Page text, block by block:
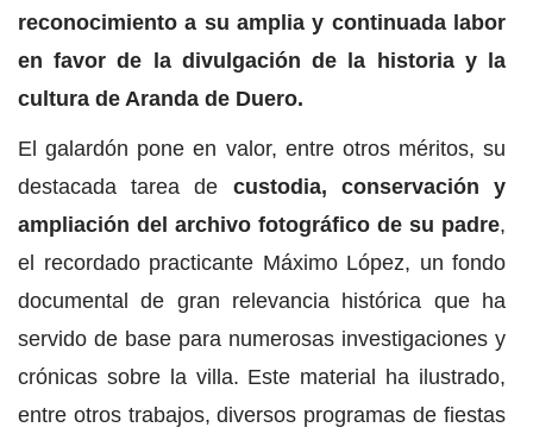
reconocimiento a su amplia y continuada labor
en favor de la divulgación de la historia y la
cultura de Aranda de Duero.
El galardón pone en valor, entre otros méritos, su
destacada tarea de custodia, conservación y
ampliación del archivo fotográfico de su padre,
el recordado practicante Máximo López, un fondo
documental de gran relevancia histórica que ha
servido de base para numerosas investigaciones y
crónicas sobre la villa. Este material ha ilustrado,
entre otros trabajos, diversos programas de fiestas